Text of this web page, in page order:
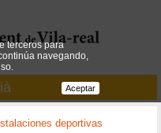
deportivas
terceros para
navegando,
Aceptar